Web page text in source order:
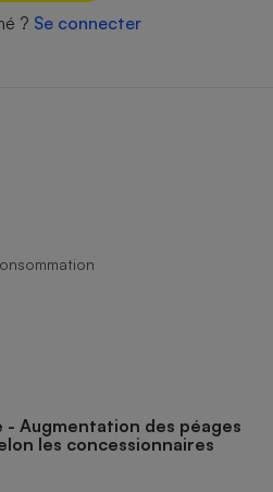
? Se connecter
Augmentation des péages
les concessionnaires